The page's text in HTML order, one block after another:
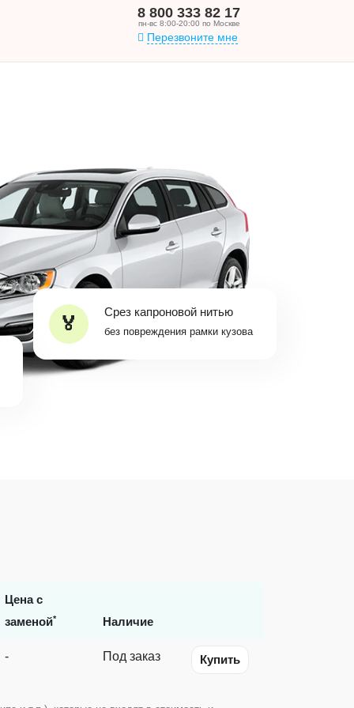
8 800 333 82 17
пн-вс 8:00-20:00 по Москве
Перезвоните мне
Срез капроновой нитью
без повреждения рамки кузова
Цена с
заменой* Наличие
- Под заказ Купить